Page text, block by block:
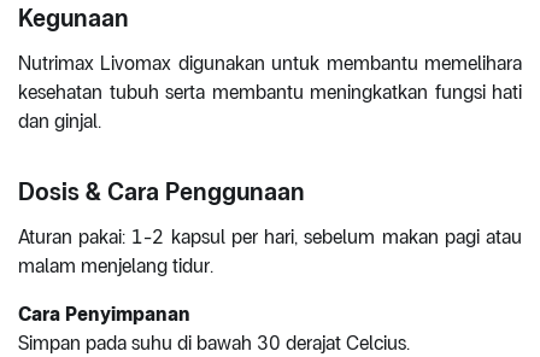
Kegunaan
Nutrimax Livomax digunakan untuk membantu memelihara
kesehatan tubuh serta membantu meningkatkan fungsi hati
dan ginjal.
Dosis & Cara Penggunaan
Aturan pakai: 1-2 kapsul per hari, sebelum makan pagi atau
malam menjelang tidur.
Cara Penyimpanan
Simpan pada suhu di bawah 30 derajat Celcius.